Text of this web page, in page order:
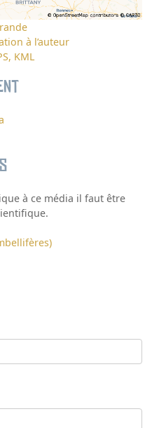
à l’auteur
KML
à ce média il faut être